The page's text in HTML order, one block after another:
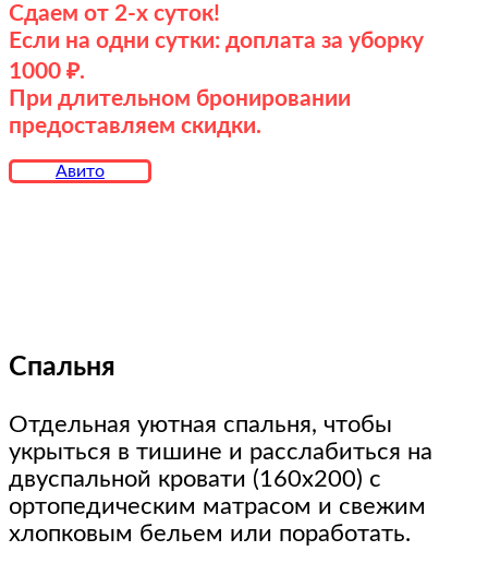
Сдаем от 2-х суток!
Если на одни сутки: доплата за уборку
1000 ₽.
При длительном бронировании
предоставляем скидки.
Авито
Спальня
Отдельная уютная спальня, чтобы
укрыться в тишине и расслабиться на
двуспальной кровати (160х200) с
ортопедическим матрасом и свежим
хлопковым бельем или поработать.